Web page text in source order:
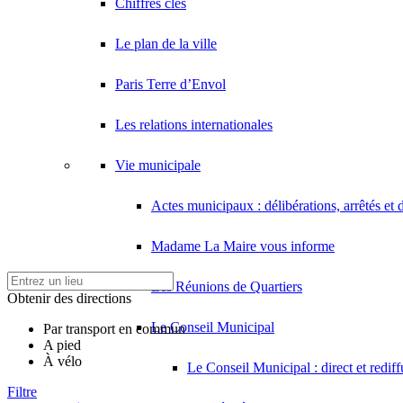
Chiffres clés
Le plan de la ville
Paris Terre d’Envol
Les relations internationales
Vie municipale
Actes municipaux : délibérations, arrêtés et
Madame La Maire vous informe
Les Réunions de Quartiers
Le Conseil Municipal
Le Conseil Municipal : direct et
Obtenir des directions
Par transport en commun
A pied
À vélo
Filtre